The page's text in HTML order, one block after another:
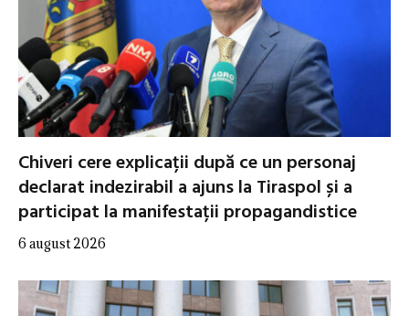
Chiveri cere explicații după ce un personaj
declarat indezirabil a ajuns la Tiraspol și a
participat la manifestații propagandistice
6 august 2026